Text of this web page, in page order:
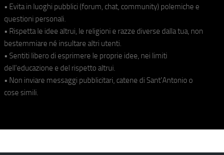
• Evita in luoghi pubblici (forum, chat, community) polemiche e
questioni personali.
• Rispetta le idee altrui, le religioni e razze diverse dalla tua, non
bestemmiare né insultare altri utenti.
• Sentiti libero di esprimere le proprie idee, nei limiti
dell'educazione e del rispetto altrui.
• Non inviare messaggi pubblicitari, catene di Sant'Antonio o
cose simili.